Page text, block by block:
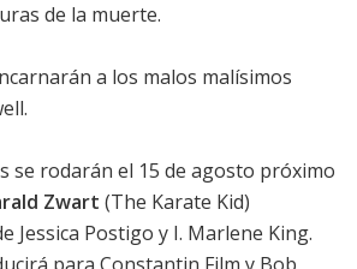
de la muerte.
a los malos malísimos
se rodarán el 15 de agosto próximo
Zwart (The Karate Kid)
Jessica Postigo y I. Marlene King.